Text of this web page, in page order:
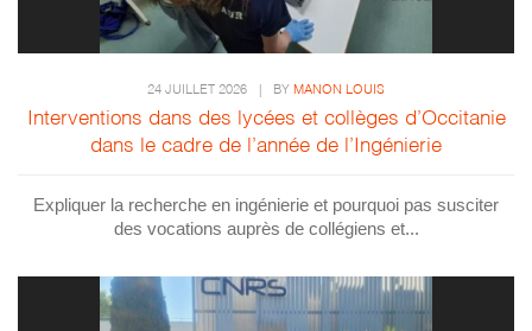
24 JUILLET 2026 BY MANON LOUIS
Interventions dans des lycées et collèges d’Occitanie
dans le cadre de l’année de l’Ingénierie
Expliquer la recherche en ingénierie et pourquoi pas susciter
des vocations auprès de collégiens et...